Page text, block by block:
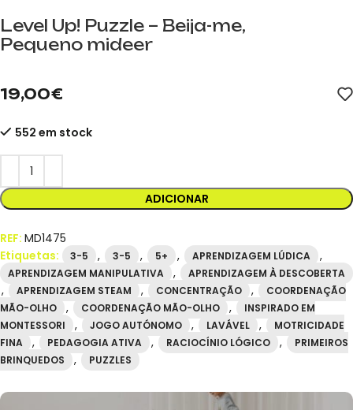
Level Up! Puzzle – Beija-me,
Pequeno mideer
19,00€
552 em stock
ADICIONAR
REF: MD1475
Etiquetas:
3-5 , 3-5 , 5+ , APRENDIZAGEM LÚDICA ,
APRENDIZAGEM MANIPULATIVA , APRENDIZAGEM À DESCOBERTA
, APRENDIZAGEM STEAM , CONCENTRAÇÃO ,
COORDENAÇÃO
MÃO-OLHO
, COORDENAÇÃO MÃO-OLHO ,
INSPIRADO EM
MONTESSORI
, JOGO AUTÓNOMO , LAVÁVEL ,
MOTRICIDADE
FINA
, PEDAGOGIA ATIVA , RACIOCÍNIO LÓGICO ,
PRIMEIROS
BRINQUEDOS
, PUZZLES